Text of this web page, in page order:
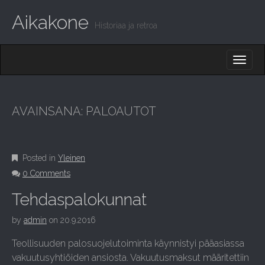
Aikakone Historiaa ja retroa
N
M
N
U
O
C
E
N
AVAINSANA: PALOAUTOT
Posted in Yleinen
0 Comments
Tehdaspalokunnat
by admin on 20.9.2016
Teollisuuden palosuojelutoiminta käynnistyi pääasiassa
vakuutusyhtiöiden ansiosta. Vakuutusmaksut määritettiin